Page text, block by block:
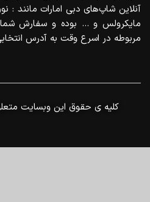
آنلاین شاپ‌های دبی امارات مانند :
مایکرولس و … بوده و سفارش شما
مربوطه در اسرع وقت به آدرس
.کلیه ی حقوق این وبسایت